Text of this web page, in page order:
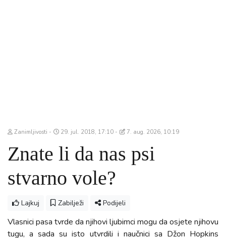
Zanimljivosti 29. jul. 2018, 17:10 7. aug. 2026, 10:19
Znate li da nas psi
stvarno vole?
Lajkuj Zabilježi Podijeli
Vlasnici pasa tvrde da njihovi ljubimci mogu da osjete njihovu
tugu, a sada su isto utvrdili i naučnici sa Džon Hopkins